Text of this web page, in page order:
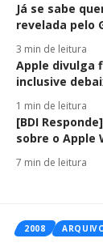
Já se sabe
revelada pelo
3 min de leitura
Apple divulga
inclusive
1 min de leitura
[BDI
sobre o Apple
7 min de leitura
2008